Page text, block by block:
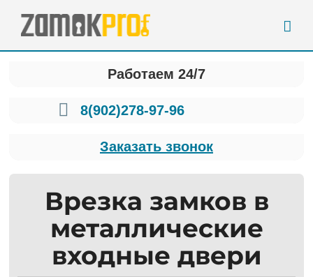
Работаем 24/7
8(902)278-97-96
Заказать звонок
Врезка замков в
металлические
входные двери